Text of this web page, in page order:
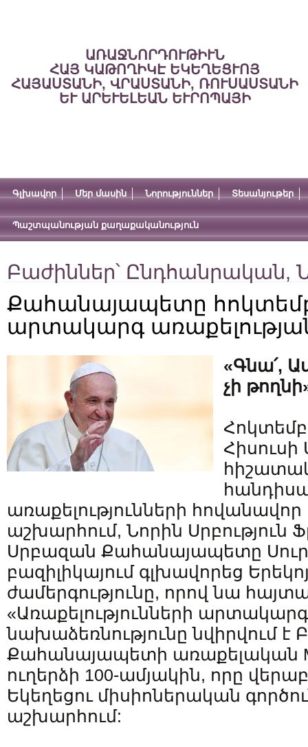
ԱՌԱՋՆՈՐԴՈՒԹԻՒՆ
ՀԱՅ ԿԱԹՈՂԻԿԷ ԵԿԵՂԵՑՒՈՅ
ՀԱՅԱՍՏԱՆԻ, ՎՐԱՍՏԱՆԻ, ՌՈՒՍԱՍՏԱՆԻ
ԵՒ ԱՐԵՒԵԼԵԱՆ ԵՒՐՈՊԱՅԻ
Գլխավոր Մեր մասին Նորություններ Տեսանյութեր
Պաշտպանության քաղաքականություն
Բաժիններ՝ Ընդհանրական,
Քահանայապետը
արտակարգ
«Գնա՛,
չի
Հիսուսի
առաքելությունների հովանավոր
աշխարհում, Նորին Սրբություն
Սրբազան Քահանայապետը
բազիլիկայում գլխավորեց
ժամերգությունը, որով նա
«Առաքելությունների
նախաձեռնությունը նվիրվում է
Քահանայապետի առաքելական
ուղերձի 100-ամյակին, որը
Եկեղեցու միսիոներական
աշխարհում: